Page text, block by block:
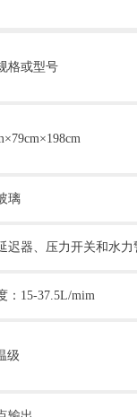
格或型号
璃
迟器、压力开关和水力
：15-37.5L/mim
级